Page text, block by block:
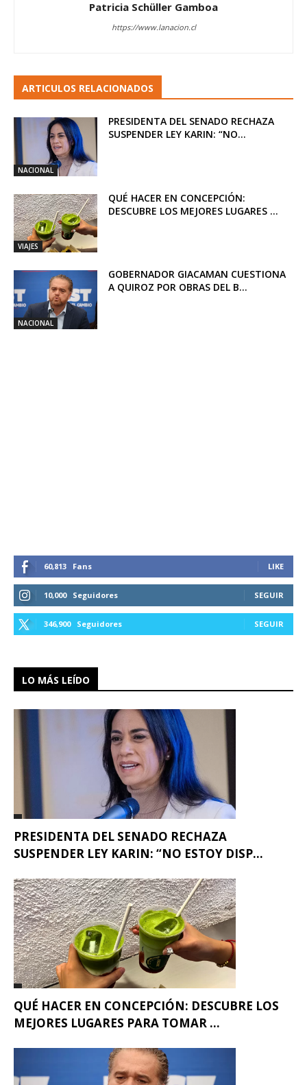
Patricia Schüller Gamboa
https://www.lanacion.cl
ARTICULOS RELACIONADOS
NACIONAL
PRESIDENTA DEL SENADO RECHAZA
SUSPENDER LEY KARIN: “NO...
VIAJES
QUÉ HACER EN CONCEPCIÓN:
DESCUBRE LOS MEJORES LUGARES ...
NACIONAL
GOBERNADOR GIACAMAN CUESTIONA
A QUIROZ POR OBRAS DEL B...
60,813 Fans LIKE
10,000 Seguidores SEGUIR
346,900 Seguidores SEGUIR
LO MÁS LEÍDO
PRESIDENTA DEL SENADO RECHAZA
SUSPENDER LEY KARIN: “NO ESTOY DISP...
QUÉ HACER EN CONCEPCIÓN: DESCUBRE LOS
MEJORES LUGARES PARA TOMAR ...